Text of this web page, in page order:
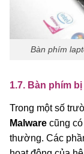
Bàn phím
1.7. Bàn phím
Trong một số
Malware cũng
thường. Các